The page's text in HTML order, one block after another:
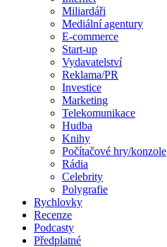
Miliardáři
Mediální agentury
E-commerce
Start-up
Vydavatelství
Reklama/PR
Investice
Marketing
Telekomunikace
Hudba
Knihy
Počítačové hry/konzole
Rádia
Celebrity
Polygrafie
Rychlovky
Recenze
Podcasty
Předplatné